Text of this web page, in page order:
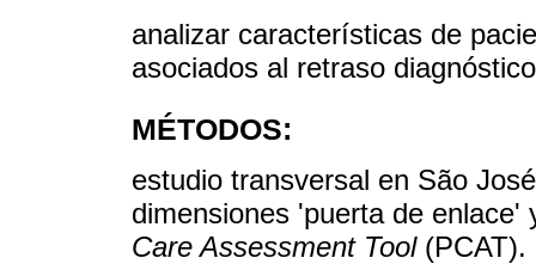
analizar características de
asociados al retraso
MÉTODOS:
estudio transversal en São
dimensiones 'puerta de
Care Assessment Tool(PCAT).